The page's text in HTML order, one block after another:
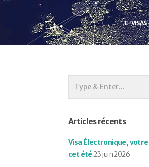
E-VISAS
Articles récents
Visa Électronique,
cet été23 juin 2026